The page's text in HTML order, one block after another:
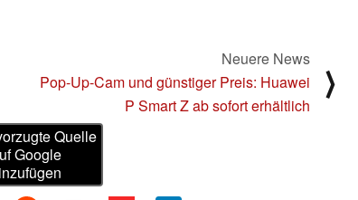
Neuere News
Pop-Up-Cam und günstiger Preis: Huawei
P Smart Z ab sofort erhältlich
⟩
Quelle
Google